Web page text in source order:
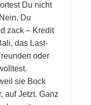
Du nicht
Du
zack – Kredit
das Last-
oder
sie Bock
auf Jetzt. Ganz